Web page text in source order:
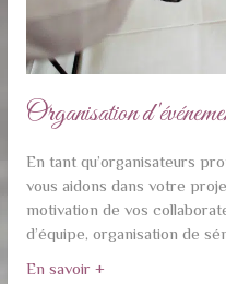
Organisation
En tant qu’organisateurs
vous aidons dans votre
motivation de vos
d’équipe, organisation de
En savoir +